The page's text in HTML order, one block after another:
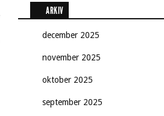
ARKIV
december 2025
november 2025
oktober 2025
september 2025